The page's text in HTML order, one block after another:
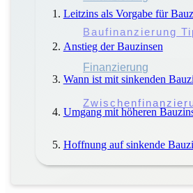
Störung Des
Miete|Mieter
Miete Vs. Pacht:
Baufinanzierung
Finanzierung
Leitzins als Vorgabe für
Anstieg der Bauzinsen
Wann ist mit sinkenden
Umgang mit höheren
Hoffnung auf sinkende